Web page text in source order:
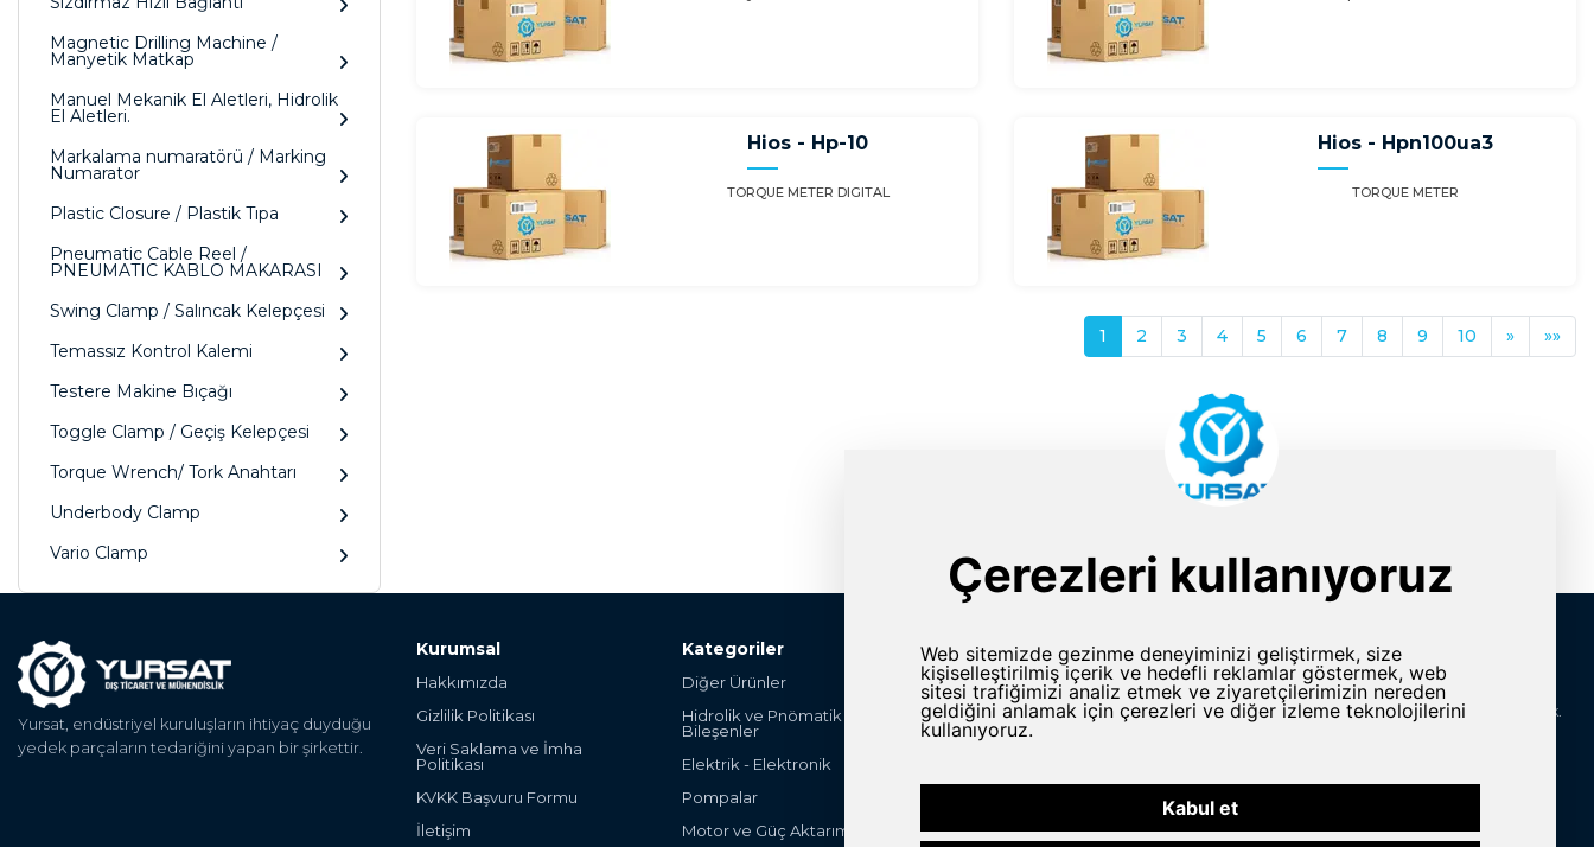
Magnetic Drilling Machine /
Manyetik Matkap
Manuel Mekanik El Aletleri, Hidrolik
El Aletleri.
Markalama numaratörü / Marking
Numarator
Plastic Closure / Plastik Tıpa
Pneumatic Cable Reel /
PNEUMATIC KABLO MAKARASI
Swing Clamp / Salıncak Kelepçesi
Temassız Kontrol Kalemi
Testere Makine Bıçağı
Toggle Clamp / Geçiş Kelepçesi
Torque Wrench/ Tork Anahtarı
Underbody Clamp
Vario Clamp
Hios - Hp-10
TORQUE METER DIGITAL
Hios - Hpn100ua3
TORQUE METER
1 2 3 4 5 6 7 8 9 10 » »»
Yursat, endüstriyel kuruluşların ihtiyaç duyduğu
yedek parçaların tedariğini yapan bir şirkettir.
Kurumsal
Hakkımızda
Gizlilik Politikası
Veri Saklama ve İmha
Politikası
KVKK Başvuru Formu
İletişim
Kategoriler
Diğer Ürünler
Hidrolik ve Pnömatik
Bileşenler
Elektrik - Elektronik
Pompalar
Motor ve Güç Aktarım Grubu
Şalter ve Anahtarlar
Hırdavat
İletişim Bilgileri
Adres
Yeni Karaman Mah. Sanayi Cad. 4. Kantar Sok.
+90 224 2400304
E-Posta